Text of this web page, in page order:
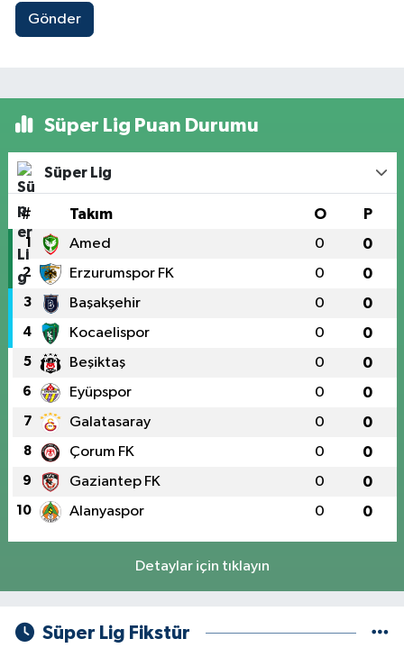
Gönder
Süper Lig Puan Durumu
Süper Lig
# Takım O P
1 Amed 0 0
2 Erzurumspor FK 0 0
3 Başakşehir 0 0
4 Kocaelispor 0 0
5 Beşiktaş 0 0
6 Eyüpspor 0 0
7 Galatasaray 0 0
8 Çorum FK 0 0
9 Gaziantep FK 0 0
10 Alanyaspor 0 0
Detaylar için tıklayın
Süper Lig Fikstür